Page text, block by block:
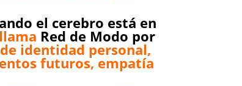
el cerebro está en
Red de Modo por
identidad personal,
futuros, empatía